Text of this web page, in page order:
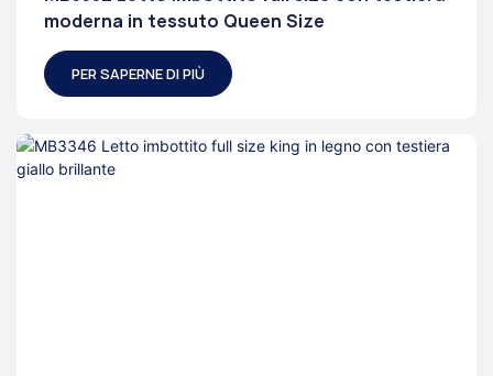
moderna in tessuto Queen Size
PER SAPERNE DI PIÙ